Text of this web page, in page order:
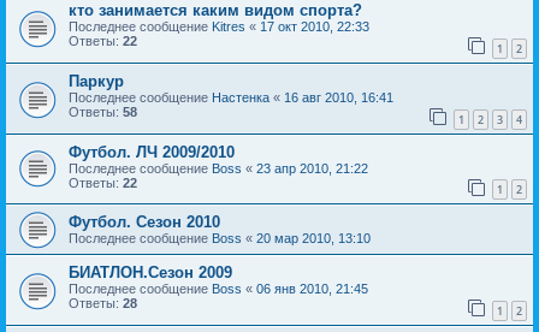
кто занимается каким видом спорта?
Последнее сообщение Kitres « 17 окт 2010, 22:33
Ответы: 22 1 2
Паркур
Последнее сообщение Настенка « 16 авг 2010, 16:41
Ответы: 58 1 2 3 4
Футбол. ЛЧ 2009/2010
Последнее сообщение Boss « 23 апр 2010, 21:22
Ответы: 22 1 2
Футбол. Сезон 2010
Последнее сообщение Boss « 20 мар 2010, 13:10
БИАТЛОН.Сезон 2009
Последнее сообщение Boss « 06 янв 2010, 21:45
Ответы: 28 1 2